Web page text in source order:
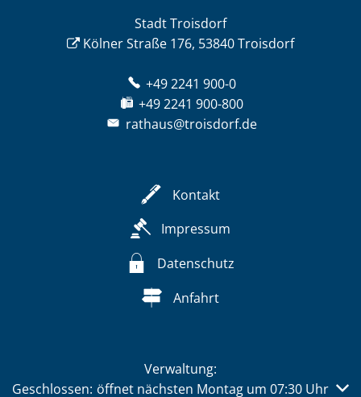
Stadt Troisdorf
Kölner Straße 176, 53840 Troisdorf
+49 2241 900-0
+49 2241 900-800
rathaus@troisdorf.de
Kontakt
Impressum
Datenschutz
Anfahrt
Verwaltung:
Klicken, um weitere Öffnungs- oder Schließzeiten
Geschlossen: öffnet nächsten Montag um 07:30 Uhr